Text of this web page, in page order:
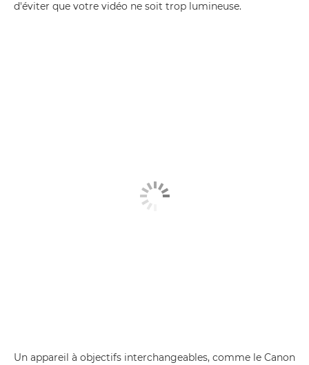
d'éviter que votre vidéo ne soit trop lumineuse.
Un appareil à objectifs interchangeables, comme le Canon